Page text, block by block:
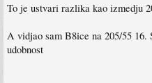
To je ustvari razlika kao izmedju
A vidjao sam B8ice na 205/55 16.
udobnost